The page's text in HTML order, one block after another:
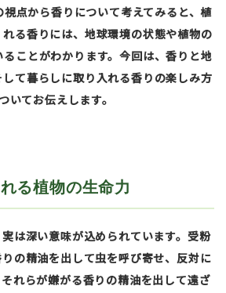
点から香りについて考えてみると、植
る香りには、地球環境の状態や植物の
ことがわかります。今回は、香りと地
て暮らしに取り入れる香りの楽しみ方
いてお伝えします。
る植物の生命力
は深い意味が込められています。受粉
の精油を出して虫を呼び寄せ、反対に
れらが嫌がる香りの精油を出して遠ざ